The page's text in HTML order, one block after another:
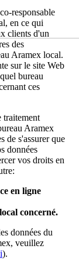
responsable
en ce qui
clients d'un
des
Aramex local.
sur le site Web
bureau
ces
traitement
Aramex
de s'assurer que
données
vos droits en
en ligne
concerné.
données du
veuillez
).